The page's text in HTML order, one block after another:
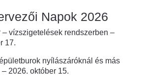
Napok 2026
– vízszigetelések rendszerben –
17.
nyílászáróknál és más
2026. október 15.